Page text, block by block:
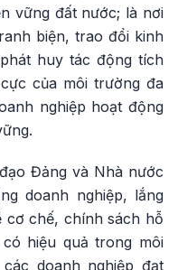
vững đất nước; là nơi
biện, trao đổi kinh
huy tác động tích
của môi trường đa
nghiệp hoạt động
Đảng và Nhà nước
doanh nghiệp, lắng
cơ chế, chính sách hỗ
hiệu quả trong môi
doanh nghiệp đạt